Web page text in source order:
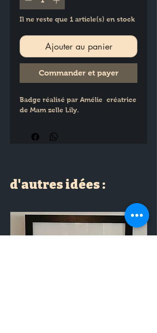
Il ne reste que 1 article(s) en stock
Ajouter au panier
Commander et payer
Badge réalisé par Amélie  créatrice
de Mam zelle Lily.
d'autres idées :